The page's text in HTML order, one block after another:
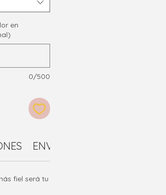
en
0/500
ENVÍOS
fiel será tu